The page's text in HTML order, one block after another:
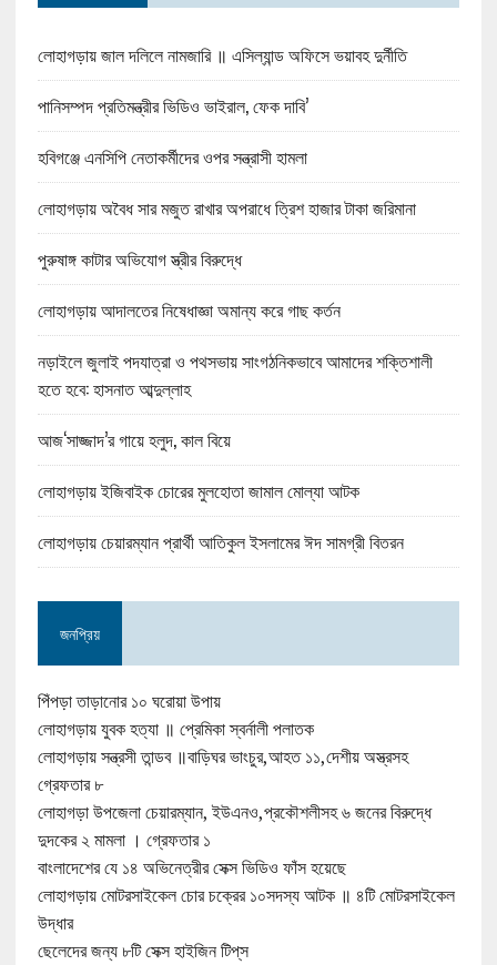
লোহাগড়ায় জাল দলিলে নামজারি ॥ এসিল্যান্ড অফিসে ভয়াবহ দুর্নীতি
পানিসম্পদ প্রতিমন্ত্রীর ভিডিও ভাইরাল, ফেক দাবি’
হবিগঞ্জে এনসিপি নেতাকর্মীদের ওপর সন্ত্রাসী হামলা
লোহাগড়ায় অবৈধ সার মজুত রাখার অপরাধে ত্রিশ হাজার টাকা জরিমানা
পুরুষাঙ্গ কাটার অভিযোগ স্ত্রীর বিরুদ্ধে
লোহাগড়ায় আদালতের নিষেধাজ্ঞা অমান্য করে গাছ কর্তন
নড়াইলে জুলাই পদযাত্রা ও পথসভায় সাংগঠনিকভাবে আমাদের শক্তিশালী
হতে হবে: হাসনাত আব্দুল্লাহ
আজ‘সাজ্জাদ’র গায়ে হলুদ, কাল বিয়ে
লোহাগড়ায় ইজিবাইক চোরের মুলহোতা জামাল মোল্যা আটক
লোহাগড়ায় চেয়ারম্যান প্রার্থী আতিকুল ইসলামের ঈদ সামগ্রী বিতরন
জনপ্রিয়
পিঁপড়া তাড়ানোর ১০ ঘরোয়া উপায়
লোহাগড়ায় যুবক হত্যা ॥ প্রেমিকা স্বর্নালী পলাতক
লোহাগড়ায় সন্ত্রসী তান্ডব ॥বাড়িঘর ভাংচুর,আহত ১১,দেশীয় অস্ত্রসহ
গ্রেফতার ৮
লোহাগড়া উপজেলা চেয়ারম্যান, ইউএনও,প্রকৌশলীসহ ৬ জনের বিরুদ্ধে
দুদকের ২ মামলা । গ্রেফতার ১
বাংলাদেশের যে ১৪ অভিনেত্রীর সেক্স ভিডিও ফাঁস হয়েছে
লোহাগড়ায় মোটরসাইকেল চোর চক্রের ১০সদস্য আটক ॥ ৪টি মোটরসাইকেল
উদ্ধার
ছেলেদের জন্য ৮টি সেক্স হাইজিন টিপ্‌স